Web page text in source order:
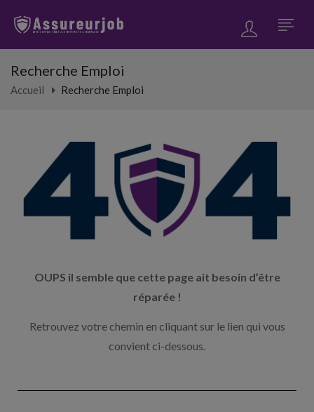
Recherche Emploi
Accueil Recherche Emploi
OUPS il semble que cette page ait besoin d’être
réparée !
Retrouvez votre chemin en cliquant sur le lien qui vous
convient ci-dessous.